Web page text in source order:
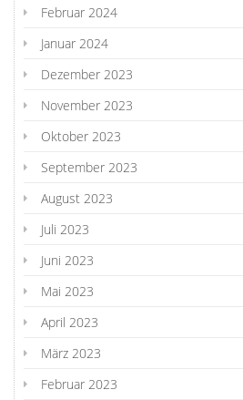
Februar 2024
Januar 2024
Dezember 2023
November 2023
Oktober 2023
September 2023
August 2023
Juli 2023
Juni 2023
Mai 2023
April 2023
März 2023
Februar 2023